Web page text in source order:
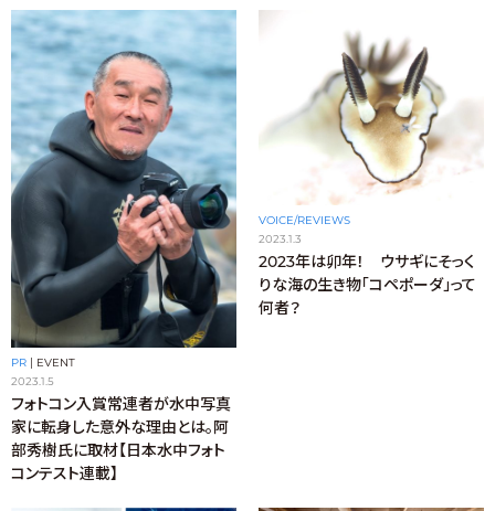
PR | EVENT
2023.1.5
フォトコン入賞常連者が水中写真
家に転身した意外な理由とは。阿
部秀樹氏に取材【日本水中フォト
コンテスト連載】
VOICE/REVIEWS
2023.1.3
2023年は卯年！ ウサギにそっく
りな海の生き物「コペポーダ」って
何者？